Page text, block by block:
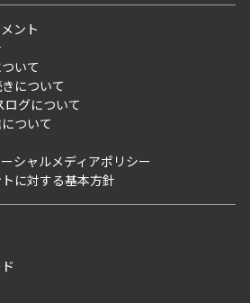
）
区以外）
まで
仲介事業部取り扱い物件入居申込
ント
いて
について
グについて
ついて
シャルメディアポリシー
に対する基本方針